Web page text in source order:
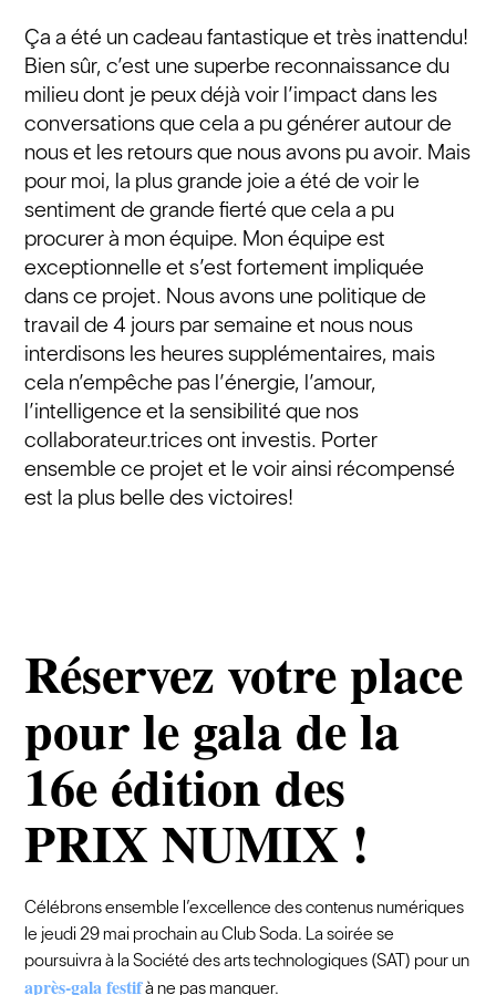
Ça a été un cadeau fantastique et très inattendu!
Bien sûr, c’est une superbe reconnaissance du
milieu dont je peux déjà voir l’impact dans les
conversations que cela a pu générer autour de
nous et les retours que nous avons pu avoir. Mais
pour moi, la plus grande joie a été de voir le
sentiment de grande fierté que cela a pu
procurer à mon équipe. Mon équipe est
exceptionnelle et s’est fortement impliquée
dans ce projet. Nous avons une politique de
travail de 4 jours par semaine et nous nous
interdisons les heures supplémentaires, mais
cela n’empêche pas l’énergie, l’amour,
l’intelligence et la sensibilité que nos
collaborateur.trices ont investis. Porter
ensemble ce projet et le voir ainsi récompensé
est la plus belle des victoires!
Réservez votre place
pour le gala de la
16e édition des
PRIX NUMIX !
Célébrons ensemble l’excellence des contenus numériques
le jeudi 29 mai prochain au Club Soda. La soirée se
poursuivra à la Société des arts technologiques (SAT) pour un
après-gala festifà ne pas manquer.